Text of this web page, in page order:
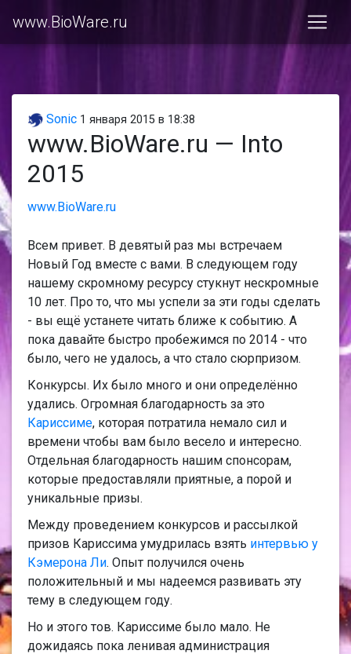
www.BioWare.ru
Sonic 1 января 2015 в 18:38
www.BioWare.ru — Into
2015
www.BioWare.ru
Всем привет. В девятый раз мы встречаем
Новый Год вместе с вами. В следующем году
нашему скромному ресурсу стукнут нескромные
10 лет. Про то, что мы успели за эти годы сделать
- вы ещё устанете читать ближе к событию. А
пока давайте быстро пробежимся по 2014 - что
было, чего не удалось, а что стало сюрпризом.
Конкурсы. Их было много и они определённо
удались. Огромная благодарность за это
Кариссиме, которая потратила немало сил и
времени чтобы вам было весело и интересно.
Отдельная благодарность нашим спонсорам,
которые предоставляли приятные, а порой и
уникальные призы.
Между проведением конкурсов и рассылкой
призов Кариссима умудрилась взять интервью у
Кэмерона Ли. Опыт получился очень
положительный и мы надеемся развивать эту
тему в следующем году.
Но и этого тов. Кариссиме было мало. Не
дожидаясь пока ленивая администрация